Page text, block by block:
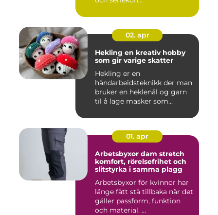
02. apr
Hekling en kreativ hobby
som gir varige skatter
Hekling er en
håndarbeidsteknikk der man
bruker en heklenål og garn
til å lage masker som
01. apr
Arbetsbyxor dam stretch
komfort, rörelsefrihet och
slitstyrka i samma plagg
Arbetsbyxor för kvinnor har
länge fått stå tillbaka när det
gäller passform, funktion
och material. ...